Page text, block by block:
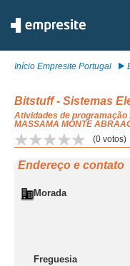
Início Empresite Portugal
Bitstuff - Sistemas
Atividades de programação
MASSAMA MONTE
(0 votos)
Endereço e contato
Morada
Freguesia